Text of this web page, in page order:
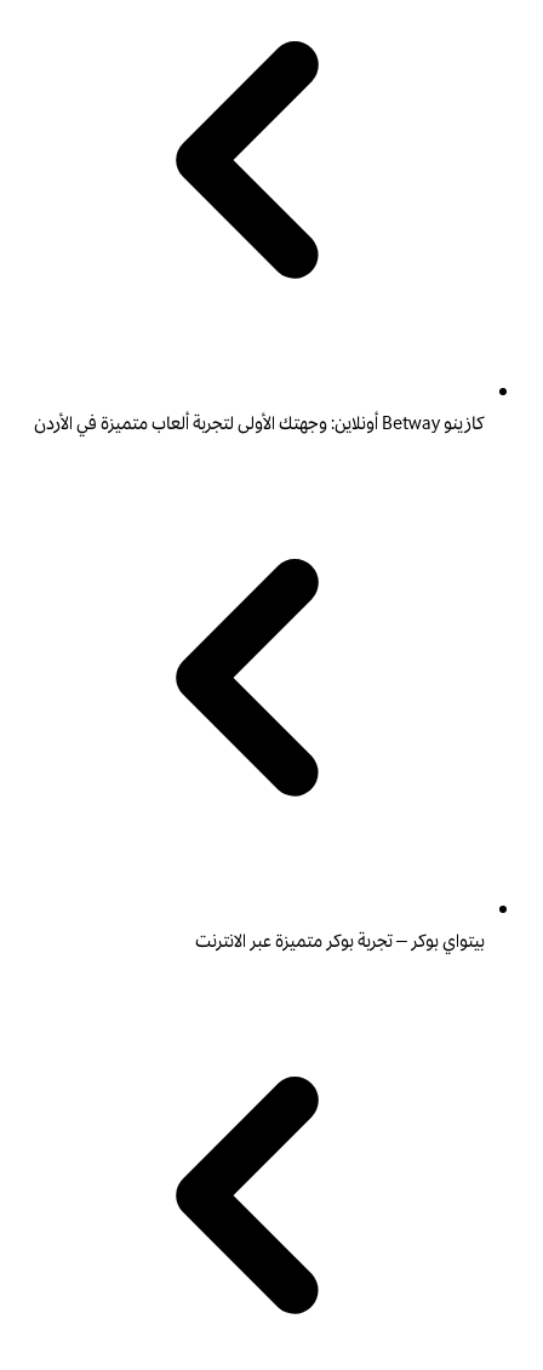
كازينو Betway أونلاين: وجهتك الأولى لتجربة ألعاب متميزة في الأردن
بيتواي بوكر – تجربة بوكر متميزة عبر الانترنت